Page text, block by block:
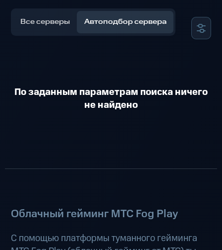
Все серверы Автоподбор сервера
По заданным параметрам поиска ничего
не найдено
Облачный гейминг МТС Fog Play
С помощью платформы туманного гейминга